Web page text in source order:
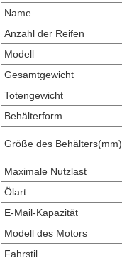
Name
Anzahl der Reifen
Modell
Gesamtgewicht
Totengewicht
Behälterform
Größe des Behälters(mm)
Maximale Nutzlast
Ölart
E-Mail-Kapazität
Modell des Motors
Fahrstil